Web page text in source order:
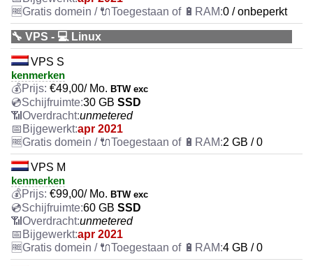
0 / onbeperkt
🔧 VPS - 💻 Linux
VPS S
kenmerken
€49,00/ Mo. BTW exc
30 GB SSD
unmetered
apr 2021
2 GB / 0
VPS M
kenmerken
€99,00/ Mo. BTW exc
60 GB SSD
unmetered
apr 2021
4 GB / 0